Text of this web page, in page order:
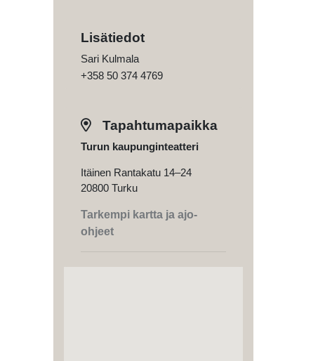
Lisätiedot
Sari Kulmala
+358 50 374 4769
Tapahtumapaikka
Turun kaupunginteatteri
Itäinen Rantakatu 14–24
20800 Turku
Tarkempi kartta ja ajo-
ohjeet